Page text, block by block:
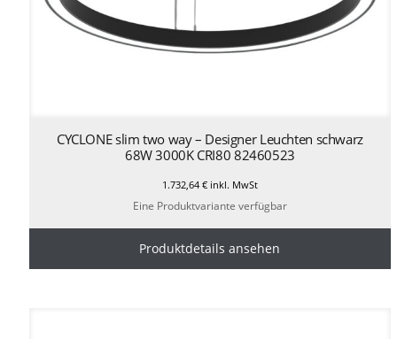
CYCLONE slim two way – Designer Leuchten schwarz
68W 3000K CRI80 82460523
1.732,64 €inkl. MwSt
Eine Produktvariante verfügbar
Produktdetails ansehen